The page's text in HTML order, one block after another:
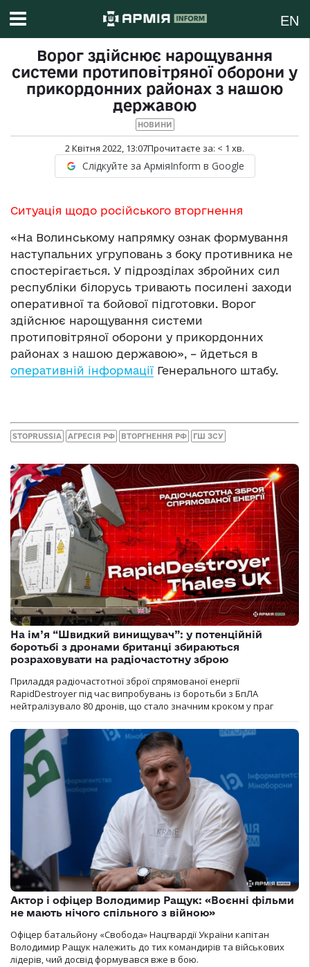
EN
Ворог здійснює нарощування
системи протиповітряної оборони у
прикордонних районах з нашою
державою
НОВИНИ
2 Квітня 2022, 13:07Прочитаєте за: < 1 хв.
Слідкуйте за АрміяInform в Google
Ситуація щодо російського вторгнення
«На Волинському напрямку ознак формування
наступальних угруповань з боку противника не
спостерігається. У підрозділах збройних сил
республіки білорусь тривають посилені заходи
оперативної та бойової підготовки. Ворог
здійснює нарощування системи
протиповітряної оборони у прикордонних
районах з нашою державою», – йдеться в
оперативній інформації Генерального штабу.
STOPRUSSIA АГРЕСІЯ РФ ВТОРГНЕННЯ РФ ГШ ЗСУ
На ім’я “Швидкий винищувач”: у потенційній
боротьбі з дронами британці збираються
розраховувати на радіочастотну зброю
Приладдя радіочастотної зброї спрямованої енергії
RapidDestroyer під час випробувань із боротьби з БпЛА
нейтралізувало 80 дронів, що стало значним кроком у праг
Актор і офіцер Володимир Ращук: «Воєнні фільми
не мають нічого спільного з війною»
Офіцер батальйону «Свобода» Нацгвардії України капітан
Володимир Ращук належить до тих командирів та військових
лідерів, чий досвід формувався вже в бою.